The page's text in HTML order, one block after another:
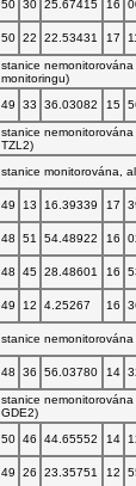
50 30 25.67415 16
50 22 22.53431 17
stanice nemonitorována
monitoringu)
49 33 36.03082 15
stanice
TZL2)
stanice monitorována,
49 13 16.39339 17
48 51 54.48922 16
48 45 28.48601 16
49 12 4.25267 16
stanice
48 36 56.03780 14
stanice
GDE2)
50 46 44.65552 14
49 26 23.35751 12